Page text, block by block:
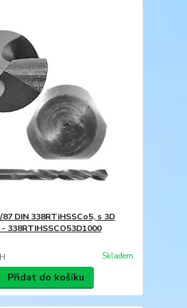
DIN 338RTiHSSCo5, s 3D
338RTIHSSCO53D1000
Skladem
Přidat do košíku